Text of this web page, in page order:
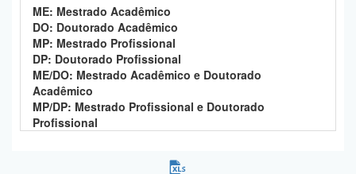
PlanaltoME: Mestrado Acadêmico
DO: Doutorado Acadêmico
MP: Mestrado Profissional
DP: Doutorado Profissional
ME/DO: Mestrado Acadêmico e Doutorado
Acadêmico
MP/DP: Mestrado Profissional e Doutorado
Profissional